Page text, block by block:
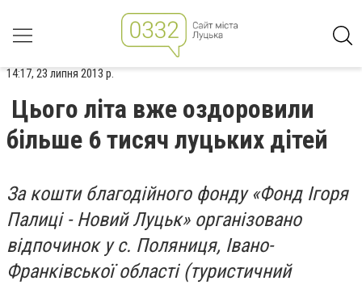
14:17, 23 липня 2013 р.
Цього літа вже оздоровили
більше 6 тисяч луцьких дітей
За кошти благодійного фонду «Фонд Ігоря
Палиці - Новий Луцьк» організовано
відпочинок у с. Поляниця, Івано-
Франківської області (туристичний